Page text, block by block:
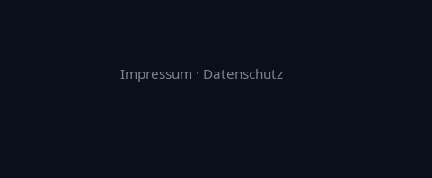
Impressum · Datenschutz